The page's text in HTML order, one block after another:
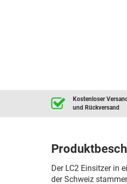
Kostenloser Versand
und Rückversand
Der LC2 Einsitzer in
der Schweiz